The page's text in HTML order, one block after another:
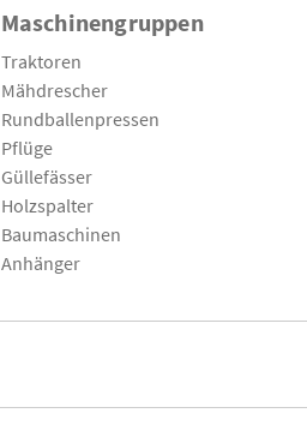
Maschinengruppen
Traktoren
Mähdrescher
Rundballenpressen
Pflüge
Güllefässer
Holzspalter
Baumaschinen
Anhänger